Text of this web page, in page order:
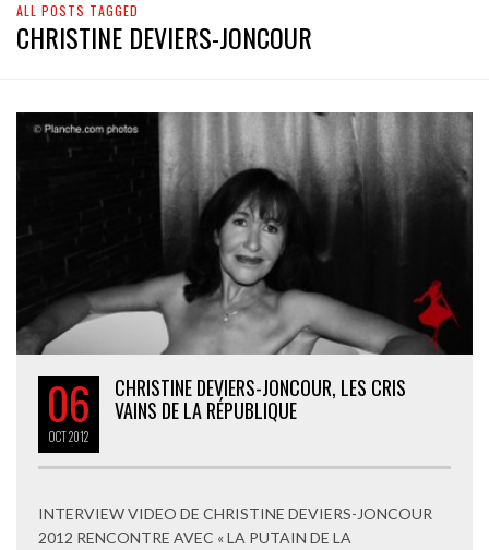
ALL POSTS TAGGED
CHRISTINE DEVIERS-JONCOUR
06
OCT2012
CHRISTINE DEVIERS-JONCOUR, LES CRIS
VAINS DE LA RÉPUBLIQUE
INTERVIEW VIDEO DE CHRISTINE DEVIERS-JONCOUR
2012 RENCONTRE AVEC « LA PUTAIN DE LA